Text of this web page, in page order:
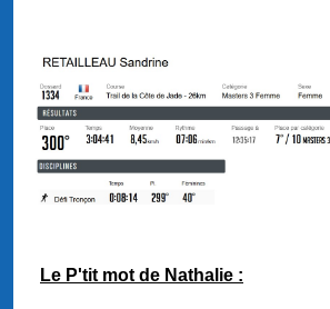
Le P'tit mot de Nathalie :